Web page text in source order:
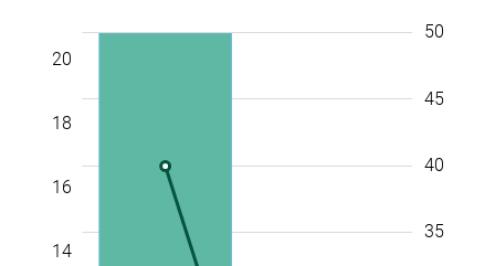
14
16
18
20
-10
-5
35
40
45
50
55